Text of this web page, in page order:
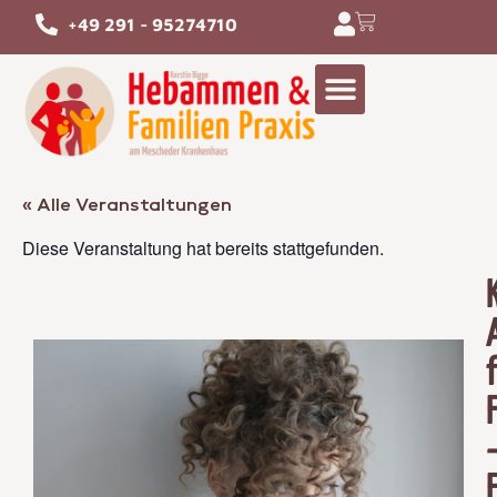
+49 291 - 95274710
« Alle Veranstaltungen
Diese Veranstaltung hat bereits stattgefunden.